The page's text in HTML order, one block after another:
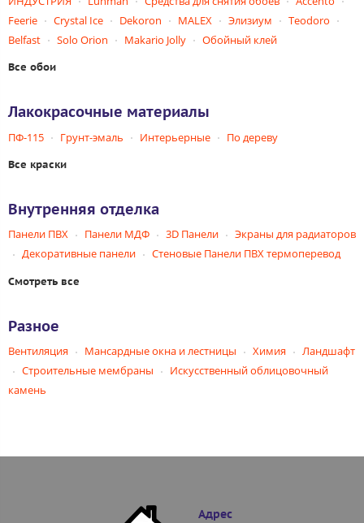
Feerie
Crystal Ice Dekoron MALEX Элизиум
Teodoro
Belfast
Solo Orion Makario Jolly Обойный клей
Все обои
Лакокрасочные материалы
ПФ-115 Грунт-эмаль Интерьерные По дереву
Все краски
Внутренняя отделка
Панели ПВХ Панели МДФ 3D Панели
Экраны для радиаторов
Декоративные панели
Стеновые Панели ПВХ термоперевод
Смотреть все
Разное
Вентиляция Мансардные окна и лестницы Химия
Ландшафт
Строительные мембраны
Искусственный облицовочный
камень
Адрес